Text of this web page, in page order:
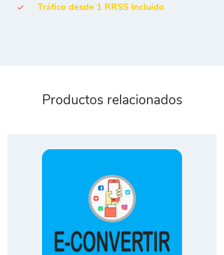
Tráfico desde 1 RRSS Incluido
Productos relacionados